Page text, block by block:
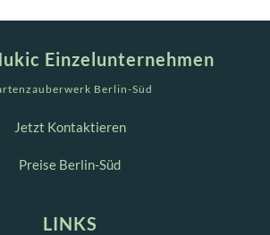
Einzelunternehmen
Berlin-Süd
Jetzt Kontaktieren
Preise Berlin-Süd
LINKS